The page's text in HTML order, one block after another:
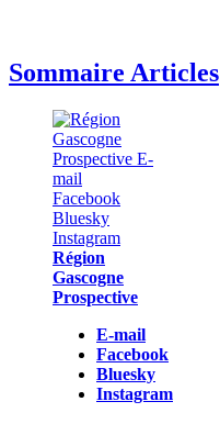
Sommaire Articles
Région
Gascogne
Prospective
E-mail
Facebook
Bluesky
Instagram